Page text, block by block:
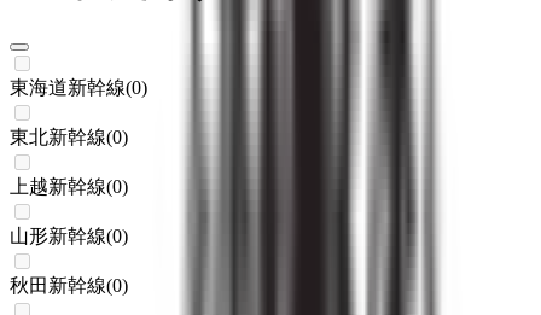
東海道新幹線(0)
東北新幹線(0)
上越新幹線(0)
山形新幹線(0)
秋田新幹線(0)